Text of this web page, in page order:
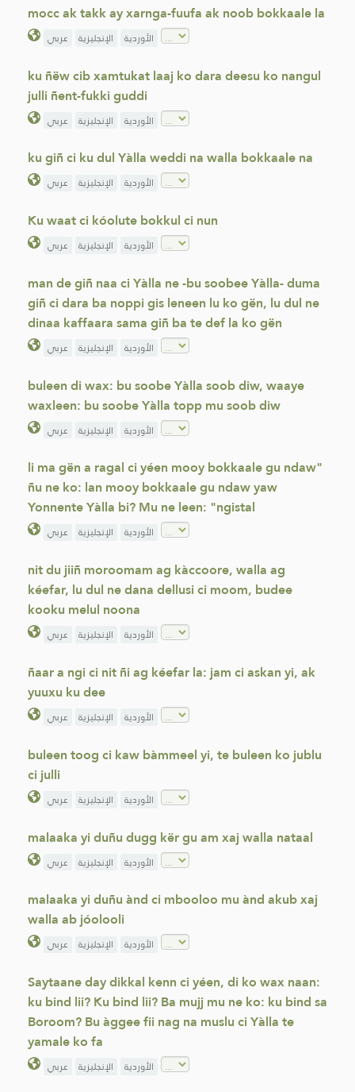
mocc ak takk ay xarnga-fuufa ak noob bokkaale la
عربي الإنجليزية الأوردية
ku ñëw cib xamtukat laaj ko dara deesu ko nangul
julli ñent-fukki guddi
عربي الإنجليزية الأوردية
ku giñ ci ku dul Yàlla weddi na walla bokkaale na
عربي الإنجليزية الأوردية
Ku waat ci kóolute bokkul ci nun
عربي الإنجليزية الأوردية
man de giñ naa ci Yàlla ne -bu soobee Yàlla- duma
giñ ci dara ba noppi gis leneen lu ko gën, lu dul ne
dinaa kaffaara sama giñ ba te def la ko gën
عربي الإنجليزية الأوردية
buleen di wax: bu soobe Yàlla soob diw, waaye
waxleen: bu soobe Yàlla topp mu soob diw
عربي الإنجليزية الأوردية
li ma gën a ragal ci yéen mooy bokkaale gu ndaw"
ñu ne ko: lan mooy bokkaale gu ndaw yaw
Yonnente Yàlla bi? Mu ne leen: "ngistal
عربي الإنجليزية الأوردية
nit du jiiñ moroomam ag kàccoore, walla ag
kéefar, lu dul ne dana dellusi ci moom, budee
kooku melul noona
عربي الإنجليزية الأوردية
ñaar a ngi ci nit ñi ag kéefar la: jam ci askan yi, ak
yuuxu ku dee
عربي الإنجليزية الأوردية
buleen toog ci kaw bàmmeel yi, te buleen ko jublu
ci julli
عربي الإنجليزية الأوردية
malaaka yi duñu dugg kër gu am xaj walla nataal
عربي الإنجليزية الأوردية
malaaka yi duñu ànd ci mbooloo mu ànd akub xaj
walla ab jóolooli
عربي الإنجليزية الأوردية
Saytaane day dikkal kenn ci yéen, di ko wax naan:
ku bind lii? Ku bind lii? Ba mujj mu ne ko: ku bind sa
Boroom? Bu àggee fii nag na muslu ci Yàlla te
yamale ko fa
عربي الإنجليزية الأوردية